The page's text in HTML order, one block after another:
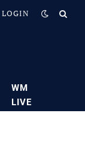
LOGIN
WM
LIVE